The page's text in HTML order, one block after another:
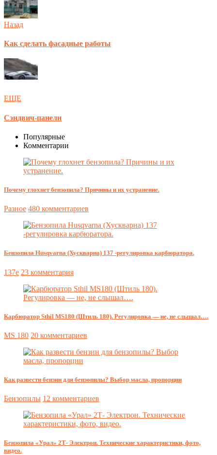
Назад
Как сделать фасадные работы
ЕЩЕ
Сэндвич-панели
Популярные
Комментарии
Почему глохнет бензопила? Причины и их устранение.
Разное 480 комментариев
Бензопила Husqvarna (Хускварна) 137 -регулировка карбюратора.
137e 23 комментария
Карбюратор Sthil MS180 (Штиль 180). Регулировка — не, не слышал….
MS 180 20 комментариев
Как развести бензин для бензопилы? Выбор масла, пропорции
Бензопилы 12 комментариев
Бензопила «Урал» 2Т- Электрон. Технические характеристики, фото,
видео.